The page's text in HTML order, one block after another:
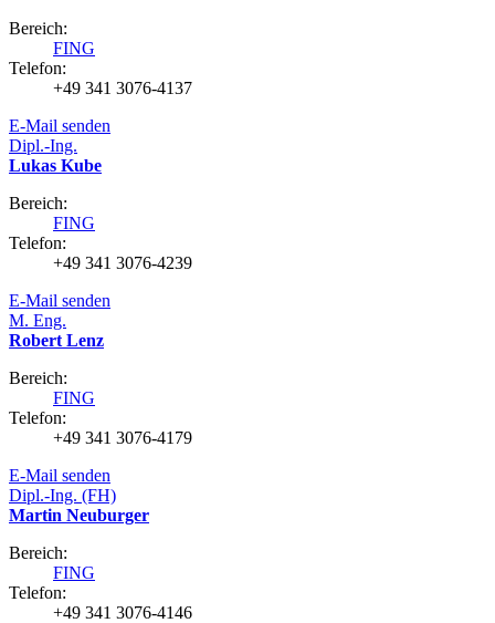
Bereich:
FING
Telefon:
+49 341 3076-4137
E-Mail senden
Dipl.-Ing.
Lukas Kube
Bereich:
FING
Telefon:
+49 341 3076-4239
E-Mail senden
M. Eng.
Robert Lenz
Bereich:
FING
Telefon:
+49 341 3076-4179
E-Mail senden
Dipl.-Ing. (FH)
Martin Neuburger
Bereich:
FING
Telefon:
+49 341 3076-4146